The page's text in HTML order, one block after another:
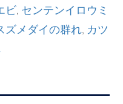
ビ, センテンイロウミ
ズメダイの群れ, カツ